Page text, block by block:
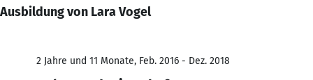
Ausbildung von Lara Vogel
2 Jahre und 11 Monate, Feb. 2016 - Dez. 2018